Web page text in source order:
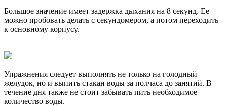
Большое значение имеет задержка дыхания на 8 секунд. Ее
можно пробовать делать с секундомером, а потом переходить
к основному корпусу.
Упражнения следует выполнять не только на голодный
желудок, но и выпить стакан воды за полчаса до занятий. В
течение дня также не стоит забывать пить необходимое
количество воды.